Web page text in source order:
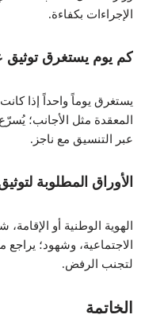
الإجراءات بكفاءة.
كم يوم يستغرق توثيق
المعقدة مثل الأجانب؛
عبر التنسيق مع ناجز.
الأوراق المطلوبة
الهوية الوطنية أو
الاجتماعية، وشهود؛
لتجنب الرفض.
الخاتمة